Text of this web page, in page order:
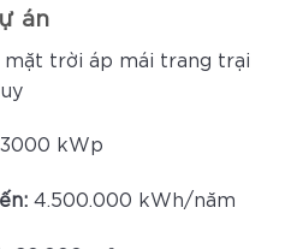
án
trời áp mái trang trại
kWp
4.500.000 kWh/năm